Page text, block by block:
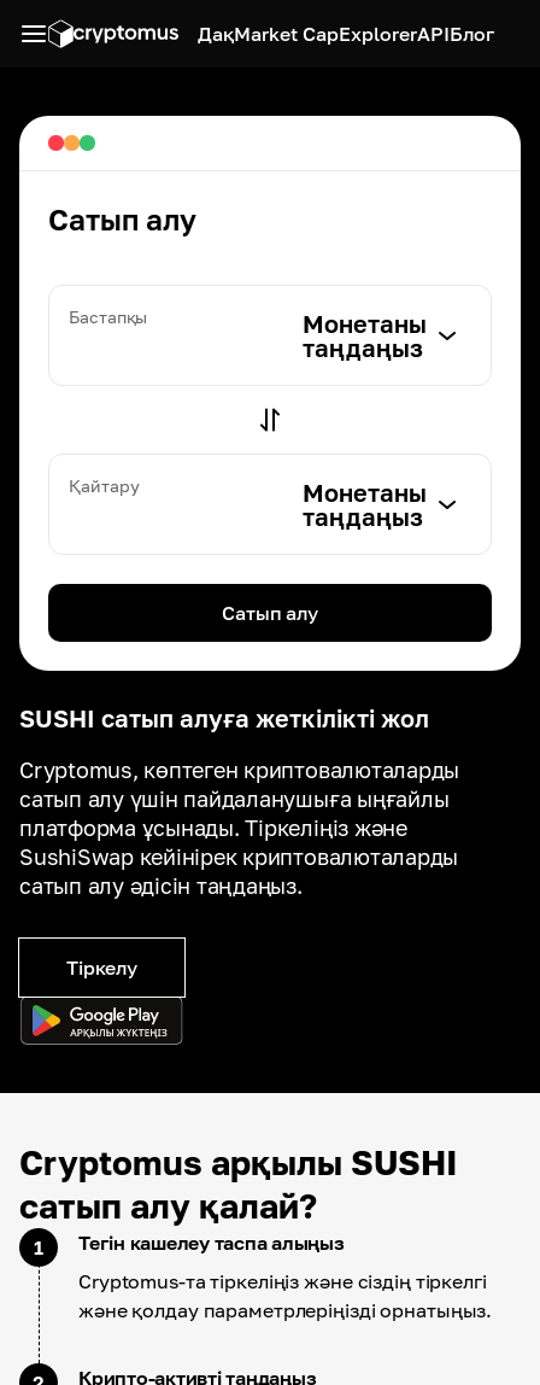
ДақMarket CapExplorerAPIБлог
SUSHI сатып алуға жеткілікті жол
Cryptomus, көптеген криптовалюталарды
сатып алу үшін пайдаланушыға ыңғайлы
платформа ұсынады. Тіркеліңіз және
SushiSwap кейінірек криптовалюталарды
сатып алу әдісін таңдаңыз.
Тіркелу
Сатып алу
Бастапқы
Монетаны
таңдаңыз
Қайтару
Монетаны
таңдаңыз
Сатып алу
Cryptomus арқылы SUSHI
сатып алу қалай?
1
Тегін кашелеу таспа алыңыз
Cryptomus-та тіркеліңіз және сіздің тіркелгі
және қолдау параметрлеріңізді орнатыңыз.
Крипто-активті таңдаңыз